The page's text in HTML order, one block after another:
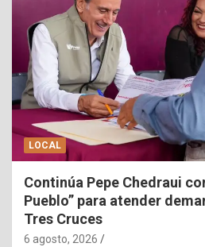
LOCAL
Continúa Pepe Chedraui
Pueblo” para atender
Tres Cruces
6 agosto, 2026